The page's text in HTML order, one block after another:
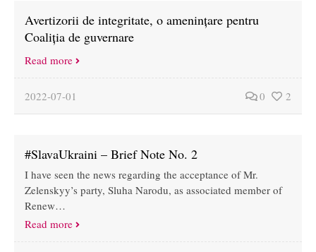
Avertizorii de integritate, o amenințare pentru
Coaliția de guvernare
Read more
2022-07-01 0 2
#SlavaUkraini – Brief Note No. 2
I have seen the news regarding the acceptance of Mr.
Zelenskyy’s party, Sluha Narodu, as associated member of
Renew…
Read more